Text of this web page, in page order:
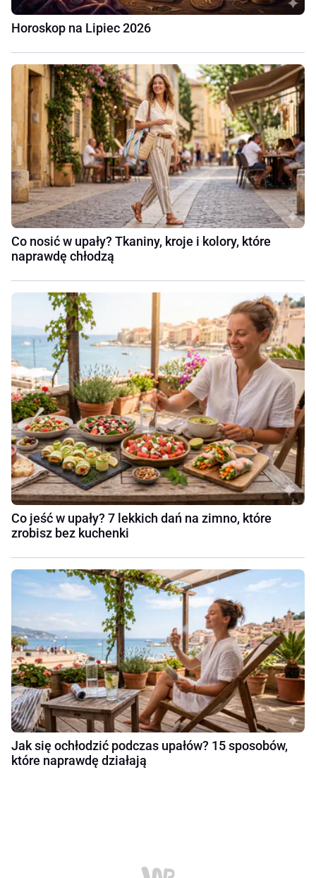
Horoskop na Lipiec 2026
Co nosić w upały? Tkaniny, kroje i kolory, które
naprawdę chłodzą
Co jeść w upały? 7 lekkich dań na zimno, które
zrobisz bez kuchenki
Jak się ochłodzić podczas upałów? 15 sposobów,
które naprawdę działają